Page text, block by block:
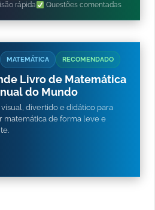
rápida Questões comentadas
MATEMÁTICA RECOMENDADO
Livro de Matemática
do Mundo
divertido e didático para
matemática de forma leve e